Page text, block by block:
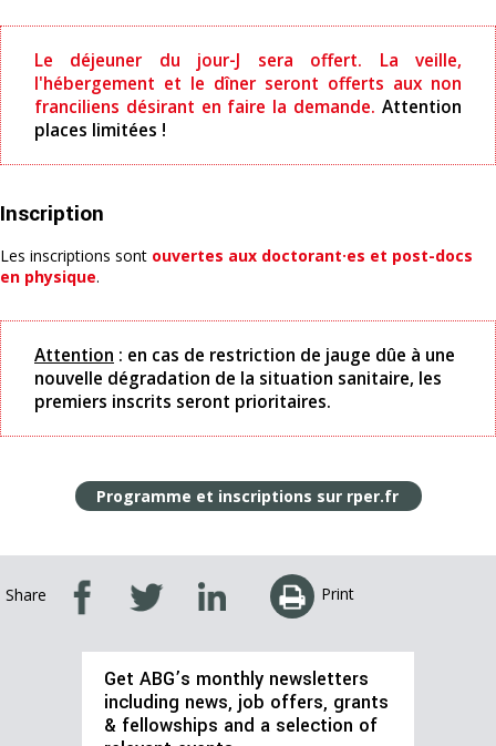
Le déjeuner du jour-J sera offert. La veille,
l'hébergement et le dîner seront offerts aux non
franciliens désirant en faire la demande. Attention
places limitées !
Inscription
Les inscriptions sont ouvertes aux doctorant·es et post-docs
en physique.
Attention : en cas de restriction de jauge dûe à une
nouvelle dégradation de la situation sanitaire, les
premiers inscrits seront prioritaires.
Programme et inscriptions sur rper.fr
Share Print
Get ABG’s monthly newsletters
including news, job offers, grants
& fellowships and a selection of